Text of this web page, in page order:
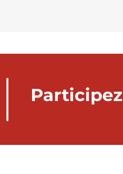
Participez